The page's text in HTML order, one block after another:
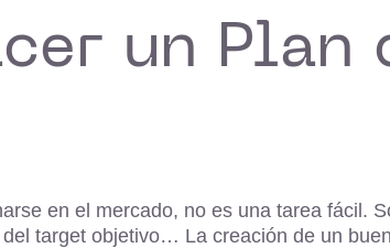
un Plan
en el mercado, no es una tarea fácil.
target objetivo… La creación de un